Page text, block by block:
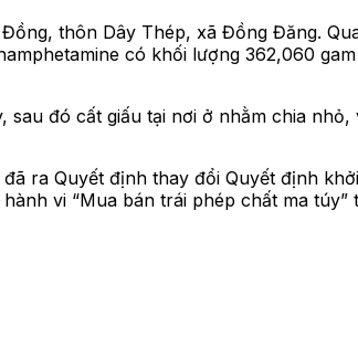
thôn Dây Thép, xã Đồng Đăng.
có khối lượng 362,060
đó cất giấu tại nơi ở nhằm chia
ra Quyết định thay đổi Quyết định
vi “Mua bán trái phép chất ma